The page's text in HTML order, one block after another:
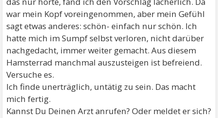
war mein Kopf voreingenommen, aber mein Gefühl
sagt etwas anderes: schön- einfach nur schön. Ich
hatte mich im Sumpf selbst verloren, nicht darüber
nachgedacht, immer weiter gemacht. Aus diesem
Hamsterrad manchmal auszusteigen ist befreiend.
Versuche es.
Ich finde unerträglich, untätig zu sein. Das macht
mich fertig.
Kannst Du Deinen Arzt anrufen? Oder meldet er sich?